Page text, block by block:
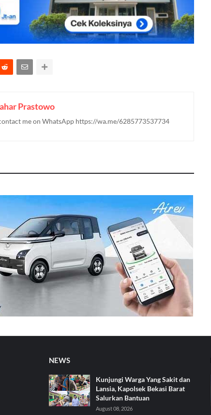
Prastowo
me on WhatsApp https://wa.me/6285773537734
NEWS
Kunjungi Warga Yang Sakit dan
Lansia, Kapolsek Bekasi Barat
Salurkan Bantuan
August 08, 2026